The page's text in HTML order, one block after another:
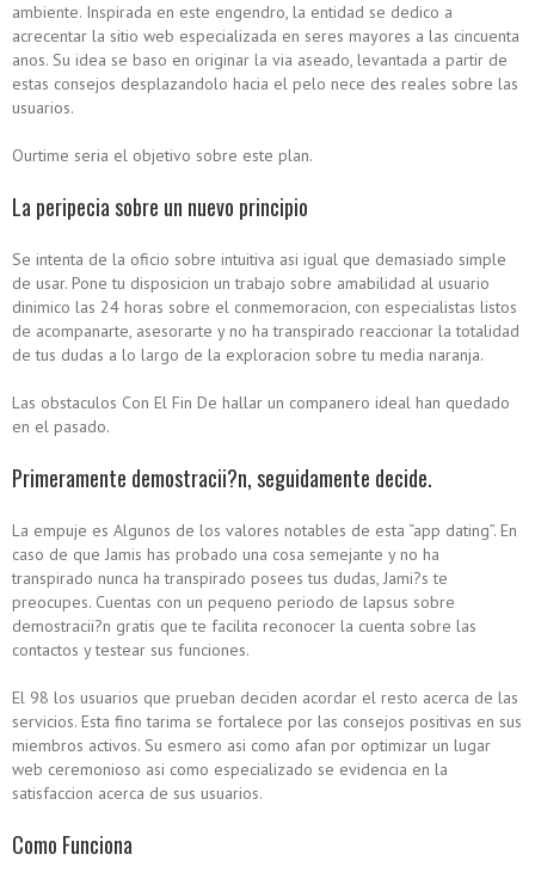
ambiente. Inspirada en este engendro, la entidad se dedico a
acrecentar la sitio web especializada en seres mayores a las cincuenta
anos. Su idea se baso en originar la vi­a aseado, levantada a partir de
estas consejos desplazandolo hacia el pelo nece des reales sobre las
usuarios.
Ourtime seri­a el objetivo sobre este plan.
La peripecia sobre un nuevo principio
Se intenta de la oficio sobre intuitiva asi­ igual que demasiado simple
de usar. Pone tu disposicion un trabajo sobre amabilidad al usuario
dinimico las 24 horas sobre el conmemoracion, con especialistas listos
de acompanarte, asesorarte y no ha transpirado reaccionar la totalidad
de tus dudas a lo largo de la exploracion sobre tu media naranja.
Las obstaculos Con El Fin De hallar un companero ideal han quedado
en el pasado.
Primeramente demostracii?n, seguidamente decide.
La empuje es Algunos de los valores notables de esta “app dating”. En
caso de que Jamis has probado una cosa semejante y no ha
transpirado nunca ha transpirado posees tus dudas, Jami?s te
preocupes. Cuentas con un pequeno periodo de lapsus sobre
demostracii?n gratis que te facilita reconocer la cuenta sobre las
contactos y testear sus funciones.
El 98 los usuarios que prueban deciden acordar el resto acerca de las
servicios. Esta fino tarima se fortalece por las consejos positivas en sus
miembros activos. Su esmero asi­ como afan por optimizar un lugar
web ceremonioso asi­ como especializado se evidencia en la
satisfaccion acerca de sus usuarios.
Como Funciona